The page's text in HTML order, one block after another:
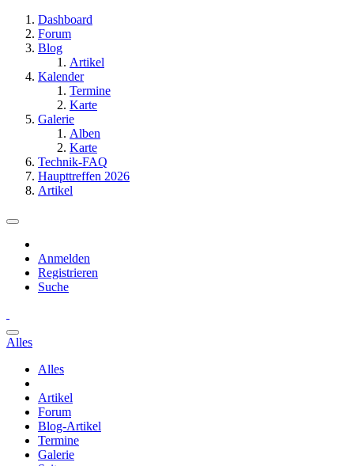
Dashboard
Forum
Blog
Artikel
Kalender
Termine
Karte
Galerie
Alben
Karte
Technik-FAQ
Haupttreffen 2026
Artikel
Anmelden
Registrieren
Suche
Alles
Alles
Artikel
Forum
Blog-Artikel
Termine
Galerie